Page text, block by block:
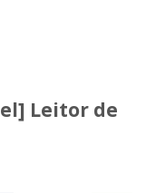
Leitor de